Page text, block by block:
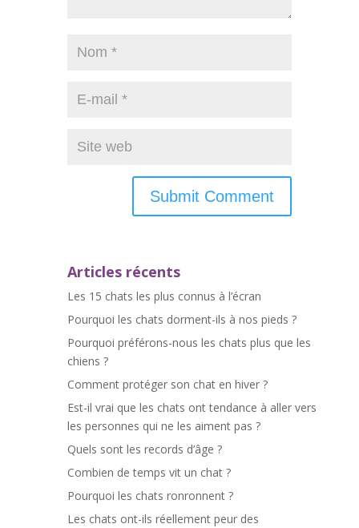
Articles récents
Les 15 chats les plus connus à l’écran
Pourquoi les chats dorment-ils à nos pieds ?
Pourquoi préférons-nous les chats plus que les
chiens ?
Comment protéger son chat en hiver ?
Est-il vrai que les chats ont tendance à aller vers
les personnes qui ne les aiment pas ?
Quels sont les records d’âge ?
Combien de temps vit un chat ?
Pourquoi les chats ronronnent ?
Les chats ont-ils réellement peur des